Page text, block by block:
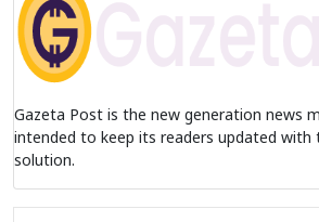
Gazeta Post is the new generation news
intended to keep its readers updated
solution.